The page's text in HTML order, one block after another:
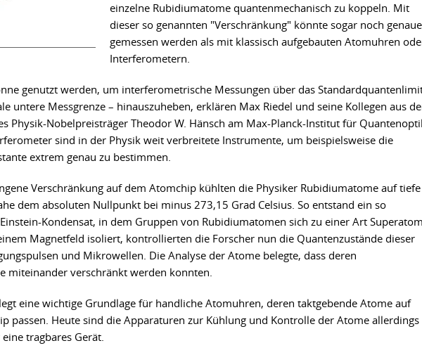
einzelne Rubidiumatome quantenmechanisch zu koppeln. Mit
dieser so genannten "Verschränkung" könnte sogar noch
gemessen werden als mit klassisch aufgebauten Atomuhren
Interferometern.
genutzt werden, um interferometrische Messungen über das
untere Messgrenze – hinauszuheben, erklären Max Riedel und seine Kollegen aus
Physik-Nobelpreisträger Theodor W. Hänsch am Max-Planck-Institut für
sind in der Physik weit verbreitete Instrumente, um beispielsweise die
extrem genau zu bestimmen.
Verschränkung auf dem Atomchip kühlten die Physiker Rubidiumatome auf tiefe
dem absoluten Nullpunkt bei minus 273,15 Grad Celsius. So entstand ein so
Kondensat, in dem Gruppen von Rubidiumatomen sich zu einer Art Superatom
Magnetfeld isoliert, kontrollierten die Forscher nun die Quantenzustände dieser
und Mikrowellen. Die Analyse der Atome belegte, dass deren
miteinander verschränkt werden konnten.
eine wichtige Grundlage für handliche Atomuhren, deren taktgebende Atome auf
passen. Heute sind die Apparaturen zur Kühlung und Kontrolle der Atome allerdings
tragbares Gerät.